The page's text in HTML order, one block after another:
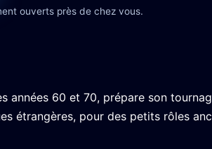
ouverts près de chez vous.
années 60 et 70, prépare son
étrangères, pour des petits rôles